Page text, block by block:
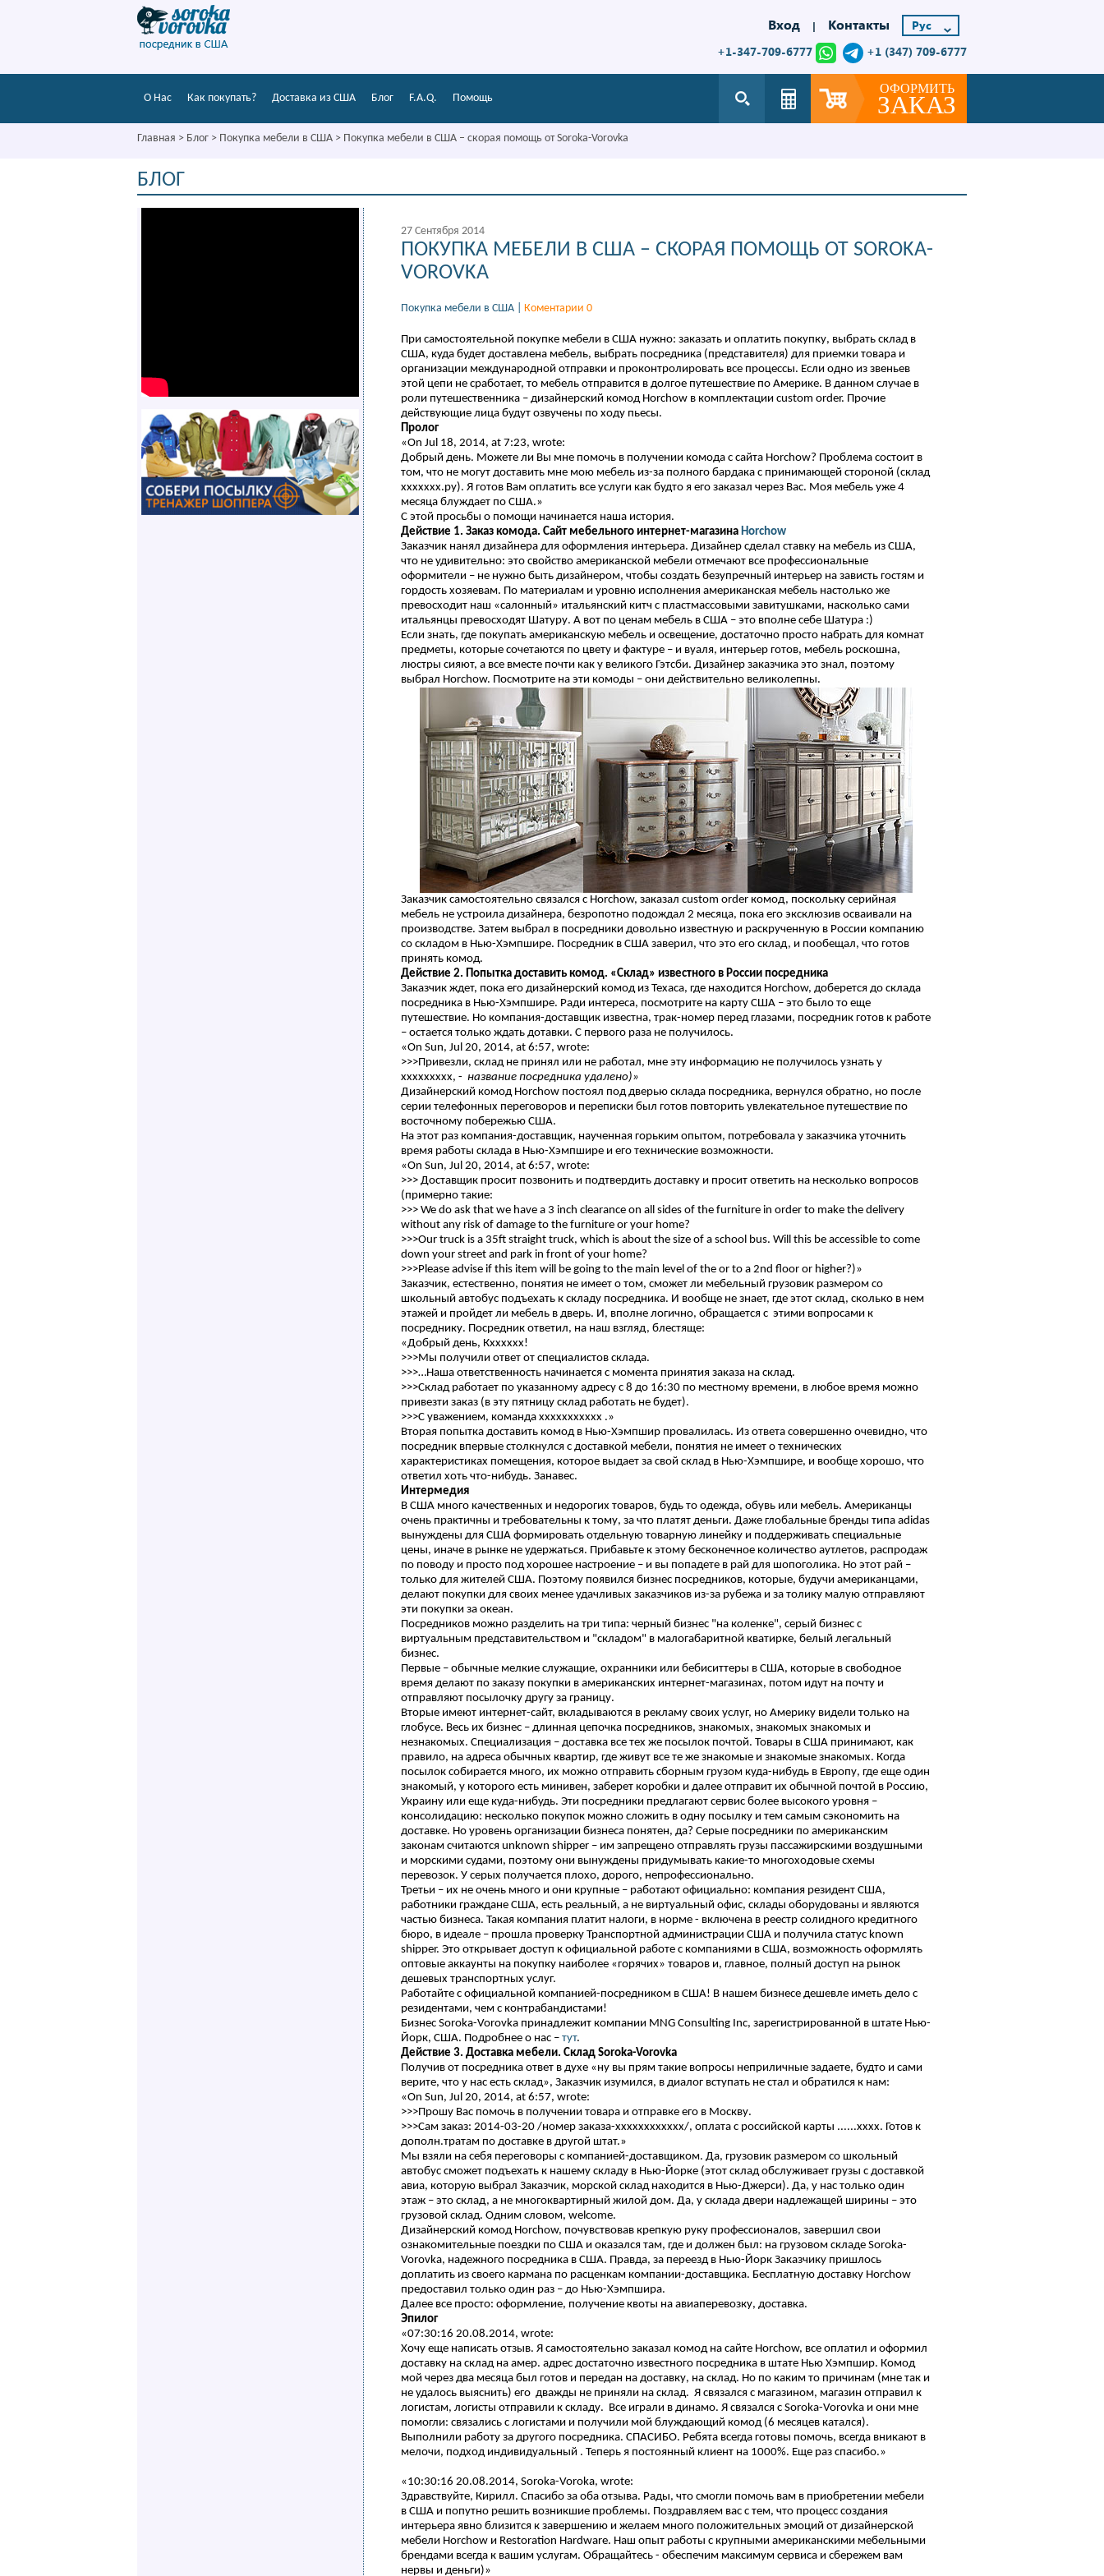
Вход | Контакты
+1-347-709-6777 +1 (347) 709-6777
О Нас Как покупать? Доставка из США Блог F.A.Q. Помощь
ОФОРМИТЬ
ЗАКАЗ
Главная > Блог > Покупка мебели в США > Покупка мебели в США – скорая помощь от Soroka-Vorovka
БЛОГ
27 Сентября 2014
ПОКУПКА МЕБЕЛИ В США – СКОРАЯ ПОМОЩЬ ОТ SOROKA-
VOROVKA
Покупка мебели в США Коментарии 0
При самостоятельной покупке мебели в США нужно: заказать и оплатить покупку, выбрать склад в
США, куда будет доставлена мебель, выбрать посредника (представителя) для приемки товара и
организации международной отправки и проконтролировать все процессы. Если одно из звеньев
этой цепи не сработает, то мебель отправится в долгое путешествие по Америке. В данном случае в
роли путешественника – дизайнерский комод Horchow в комплектации custom order. Прочие
действующие лица будут озвучены по ходу пьесы.
Пролог
«On Jul 18, 2014, at 7:23, wrote:
Добрый день. Можете ли Вы мне помочь в получении комода с сайта Horchow? Проблема состоит в
том, что не могут доставить мне мою мебель из-за полного бардака с принимающей стороной (склад
ххххххх.ру). Я готов Вам оплатить все услуги как будто я его заказал через Вас. Моя мебель уже 4
месяца блуждает по США.»
С этой просьбы о помощи начинается наша история.
Действие 1. Заказ комода. Сайт мебельного интернет-магазина Horchow
Заказчик нанял дизайнера для оформления интерьера. Дизайнер сделал ставку на мебель из США,
что не удивительно: это свойство американской мебели отмечают все профессиональные
оформители – не нужно быть дизайнером, чтобы создать безупречный интерьер на зависть гостям и
гордость хозяевам. По материалам и уровню исполнения американская мебель настолько же
превосходит наш «салонный» итальянский китч с пластмассовыми завитушками, насколько сами
итальянцы превосходят Шатуру. А вот по ценам мебель в США – это вполне себе Шатура :)
Если знать, где покупать американскую мебель и освещение, достаточно просто набрать для комнат
предметы, которые сочетаются по цвету и фактуре – и вуаля, интерьер готов, мебель роскошна,
люстры сияют, а все вместе почти как у великого Гэтсби. Дизайнер заказчика это знал, поэтому
выбрал Horchow. Посмотрите на эти комоды – они действительно великолепны.
Заказчик самостоятельно связался с Horchow, заказал custom order комод, поскольку серийная
мебель не устроила дизайнера, безропотно подождал 2 месяца, пока его эксклюзив осваивали на
производстве. Затем выбрал в посредники довольно известную и раскрученную в России компанию
со складом в Нью-Хэмпшире. Посредник в США заверил, что это его склад, и пообещал, что готов
принять комод.
Действие 2. Попытка доставить комод. «Склад» известного в России посредника
Заказчик ждет, пока его дизайнерский комод из Техаса, где находится Horchow, доберется до склада
посредника в Нью-Хэмпшире. Ради интереса, посмотрите на карту США – это было то еще
путешествие. Но компания-доставщик известна, трак-номер перед глазами, посредник готов к работе
– остается только ждать дотавки. С первого раза не получилось.
«On Sun, Jul 20, 2014, at 6:57, wrote:
>>>Привезли, склад не принял или не работал, мне эту информацию не получилось узнать у
ххххххххх, - название посредника удалено)»
Дизайнерский комод Horchow постоял под дверью склада посредника, вернулся обратно, но после
серии телефонных переговоров и переписки был готов повторить увлекательное путешествие по
восточному побережью США.
На этот раз компания-доставщик, наученная горьким опытом, потребовала у заказчика уточнить
время работы склада в Нью-Хэмпшире и его технические возможности.
«On Sun, Jul 20, 2014, at 6:57, wrote:
>>> Доставщик просит позвонить и подтвердить доставку и просит ответить на несколько вопросов
(примерно такие:
>>> We do ask that we have a 3 inch clearance on all sides of the furniture in order to make the delivery
without any risk of damage to the furniture or your home?
>>>Our truck is a 35ft straight truck, which is about the size of a school bus. Will this be accessible to come
down your street and park in front of your home?
>>>Please advise if this item will be going to the main level of the or to a 2nd floor or higher?)»
Заказчик, естественно, понятия не имеет о том, сможет ли мебельный грузовик размером со
школьный автобус подъехать к складу посредника. И вообще не знает, где этот склад, сколько в нем
этажей и пройдет ли мебель в дверь. И, вполне логично, обращается с этими вопросами к
посреднику. Посредник ответил, на наш взгляд, блестяще:
«Добрый день, Кхххххх!
>>>Мы получили ответ от специалистов склада.
>>>…Наша ответственность начинается с момента принятия заказа на склад.
>>>Склад работает по указанному адресу с 8 до 16:30 по местному времени, в любое время можно
привезти заказ (в эту пятницу склад работать не будет).
>>>С уважением, команда ххххххххххх .»
Вторая попытка доставить комод в Нью-Хэмпшир провалилась. Из ответа совершенно очевидно, что
посредник впервые столкнулся с доставкой мебели, понятия не имеет о технических
характеристиках помещения, которое выдает за свой склад в Нью-Хэмпшире, и вообще хорошо, что
ответил хоть что-нибудь. Занавес.
Интермедия
В США много качественных и недорогих товаров, будь то одежда, обувь или мебель. Американцы
очень практичны и требовательны к тому, за что платят деньги. Даже глобальные бренды типа adidas
вынуждены для США формировать отдельную товарную линейку и поддерживать специальные
цены, иначе в рынке не удержаться. Прибавьте к этому бесконечное количество аутлетов, распродаж
по поводу и просто под хорошее настроение – и вы попадете в рай для шопоголика. Но этот рай –
только для жителей США. Поэтому появился бизнес посредников, которые, будучи американцами,
делают покупки для своих менее удачливых заказчиков из-за рубежа и за толику малую отправляют
эти покупки за океан.
Посредников можно разделить на три типа: черный бизнес "на коленке", серый бизнес с
виртуальным представительством и "складом" в малогабаритной кватирке, белый легальный
бизнес.
Первые – обычные мелкие служащие, охранники или бебиситтеры в США, которые в свободное
время делают по заказу покупки в американских интернет-магазинах, потом идут на почту и
отправляют посылочку другу за границу.
Вторые имеют интернет-сайт, вкладываются в рекламу своих услуг, но Америку видели только на
глобусе. Весь их бизнес – длинная цепочка посредников, знакомых, знакомых знакомых и
незнакомых. Специализация – доставка все тех же посылок почтой. Товары в США принимают, как
правило, на адреса обычных квартир, где живут все те же знакомые и знакомые знакомых. Когда
посылок собирается много, их можно отправить сборным грузом куда-нибудь в Европу, где еще один
знакомый, у которого есть минивен, заберет коробки и далее отправит их обычной почтой в Россию,
Украину или еще куда-нибудь. Эти посредники предлагают сервис более высокого уровня –
консолидацию: несколько покупок можно сложить в одну посылку и тем самым сэкономить на
доставке. Но уровень организации бизнеса понятен, да? Серые посредники по американским
законам считаются unknown shipper – им запрещено отправлять грузы пассажирскими воздушными
и морскими судами, поэтому они вынуждены придумывать какие-то многоходовые схемы
перевозок. У серых получается плохо, дорого, непрофессионально.
Третьи – их не очень много и они крупные – работают официально: компания резидент США,
работники граждане США, есть реальный, а не виртуальный офис, склады оборудованы и являются
частью бизнеса. Такая компания платит налоги, в норме - включена в реестр солидного кредитного
бюро, в идеале – прошла проверку Транспортной администрации США и получила статус known
shipper. Это открывает доступ к официальной работе с компаниями в США, возможность оформлять
оптовые аккаунты на покупку наиболее «горячих» товаров и, главное, полный доступ на рынок
дешевых транспортных услуг.
Работайте с официальной компанией-посредником в США! В нашем бизнесе дешевле иметь дело с
резидентами, чем с контрабандистами!
Бизнес Soroka-Vorovka принадлежит компании MNG Consulting Inc, зарегистрированной в штате Нью-
Йорк, США. Подробнее о нас – тут.
Действие 3. Доставка мебели. Склад Soroka-Vorovka
Получив от посредника ответ в духе «ну вы прям такие вопросы неприличные задаете, будто и сами
верите, что у нас есть склад», Заказчик изумился, в диалог вступать не стал и обратился к нам:
«On Sun, Jul 20, 2014, at 6:57, wrote:
>>>Прошу Вас помочь в получении товара и отправке его в Москву.
>>>Сам заказ: 2014-03-20 /номер заказа-xxxxxxxxxxxx/, оплата с российской карты ......xxxx. Готов к
дополн.тратам по доставке в другой штат.»
Мы взяли на себя переговоры с компанией-доставщиком. Да, грузовик размером со школьный
автобус сможет подъехать к нашему складу в Нью-Йорке (этот склад обслуживает грузы с доставкой
авиа, которую выбрал Заказчик, морской склад находится в Нью-Джерси). Да, у нас только один
этаж – это склад, а не многоквартирный жилой дом. Да, у склада двери надлежащей ширины – это
грузовой склад. Одним словом, welcome.
Дизайнерский комод Horchow, почувствовав крепкую руку профессионалов, завершил свои
ознакомительные поездки по США и оказался там, где и должен был: на грузовом складе Soroka-
Vorovka, надежного посредника в США. Правда, за переезд в Нью-Йорк Заказчику пришлось
доплатить из своего кармана по расценкам компании-доставщика. Бесплатную доставку Horchow
предоставил только один раз – до Нью-Хэмпшира.
Далее все просто: оформление, получение квоты на авиаперевозку, доставка.
Эпилог
«07:30:16 20.08.2014, wrote:
Хочу еще написать отзыв. Я самостоятельно заказал комод на сайте Horchow, все оплатил и оформил
доставку на склад на амер. адрес достаточно известного посредника в штате Нью Хэмпшир. Комод
мой через два месяца был готов и передан на доставку, на склад. Но по каким то причинам (мне так и
не удалось выяснить) его дважды не приняли на склад. Я связался с магазином, магазин отправил к
логистам, логисты отправили к складу. Все играли в динамо. Я связался с Soroka-Vorovka и они мне
помогли: связались с логистами и получили мой блуждающий комод (6 месяцев катался).
Выполнили работу за другого посредника. СПАСИБО. Ребята всегда готовы помочь, всегда вникают в
мелочи, подход индивидуальный . Теперь я постоянный клиент на 1000%. Еще раз спасибо.»
«10:30:16 20.08.2014, Soroka-Voroka, wrote:
Здравствуйте, Кирилл. Спасибо за оба отзыва. Рады, что смогли помочь вам в приобретении мебели
в США и попутно решить возникшие проблемы. Поздравляем вас с тем, что процесс создания
интерьера явно близится к завершению и желаем много положительных эмоций от дизайнерской
мебели Horchow и Restoration Hardware. Наш опыт работы с крупными американскими мебельными
брендами всегда к вашим услугам. Обращайтесь - обеспечим максимум сервиса и сбережем вам
нервы и деньги)»